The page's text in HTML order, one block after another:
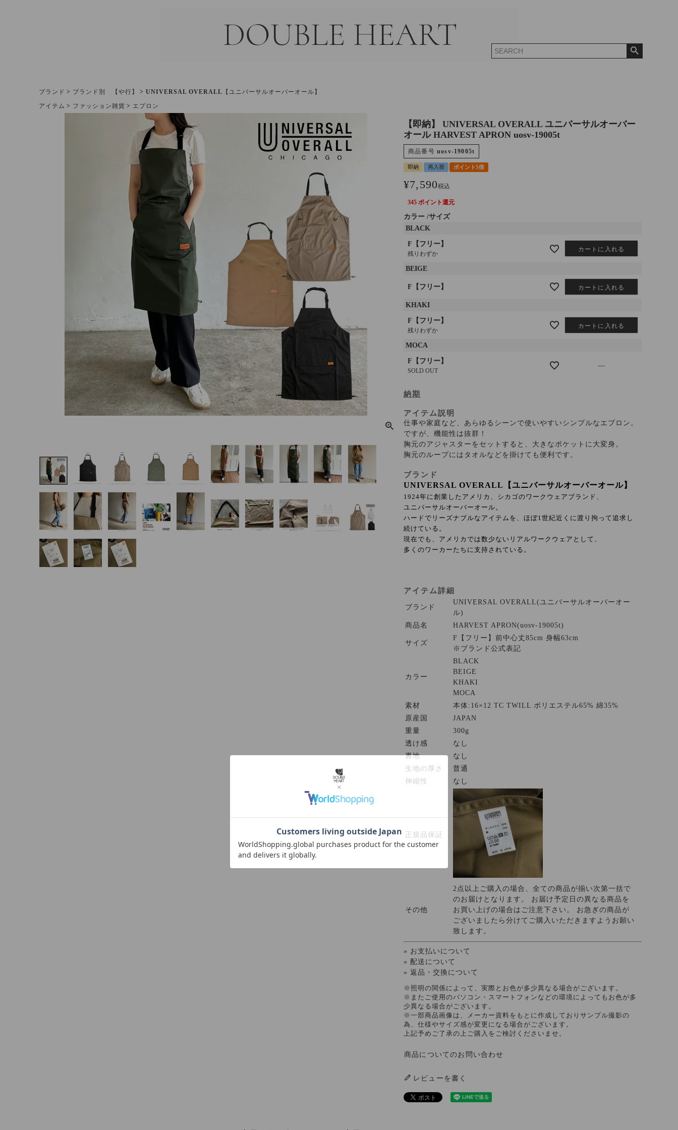
ブランド ブランド別 【や行】
UNIVERSAL OVERALL【ユニバーサルオーバーオール】
アイテム
ファッション雑貨 エプロン
【即納】 UNIVERSAL OVERALL ユニバーサルオーバー
オール HARVEST APRON uosv-19005t
商品番号 uosv-19005t
即納 再入荷 ポイント5倍
¥7,590税込
345 ポイント還元
カラー サイズ
BLACK
F【フリー】
残りわずか
カートに入れる
BEIGE
F【フリー】 カートに入れる
KHAKI
F【フリー】
残りわずか
カートに入れる
MOCA
F【フリー】
SOLD OUT
—
納期
アイテム説明
仕事や家庭など、あらゆるシーンで使いやすいシンプルなエプロン。
ですが、機能性は抜群！
胸元のアジャスターをセットすると、大きなポケットに大変身。
胸元のループにはタオルなどを掛けても便利です。
ブランド
UNIVERSAL OVERALL【ユニバーサルオーバーオール】
1924年に創業したアメリカ、シカゴのワークウェアブランド、
ユニバーサルオーバーオール。
ハードでリーズナブルなアイテムを、ほぼ1世紀近くに渡り拘って追求し
続けている。
現在でも、アメリカでは数少ないリアルワークウェアとして、
多くのワーカーたちに支持されている。
アイテム詳細
ブランド
UNIVERSAL OVERALL(ユニバーサルオーバーオー
ル)
商品名
HARVEST APRON(uosv-19005t)
サイズ
F【フリー】前中心丈85cm 身幅63cm
※ブランド公式表記
カラー
BLACK
BEIGE
KHAKI
MOCA
素材
本体:16×12 TC TWILL ポリエステル65% 綿35%
原産国
JAPAN
重量
300g
透け感
なし
裏地
なし
生地の厚さ
普通
伸縮性
なし
正規品保証
その他
2点以上ご購入の場合、全ての商品が揃い次第一括で
のお届けとなります。 お届け予定日の異なる商品を
お買い上げの場合はご注意下さい。 お急ぎの商品が
ございましたら分けてご購入いただきますようお願い
致します。
» お支払いについて
» 配送について
» 返品・交換について
※照明の関係によって、実際とお色が多少異なる場合がございます。
※またご使用のパソコン・スマートフォンなどの環境によってもお色が多
少異なる場合がございます。
※一部商品画像は、メーカー資料をもとに作成しておりサンプル撮影の
為、仕様やサイズ感が変更になる場合がございます。
上記予めご了承の上ご購入をご検討くださいませ。
商品についてのお問い合わせ
レビューを書く